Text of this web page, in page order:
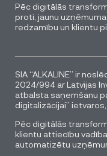
Pēc digitālās
proti, jaunu
redzamību un klientu
SIA “ALKALINE” ir
2024/994 ar Latvijas
atbalsta saņemšanu
digitalizācijai”
Pēc digitālās
klientu attiecību
automatizētu